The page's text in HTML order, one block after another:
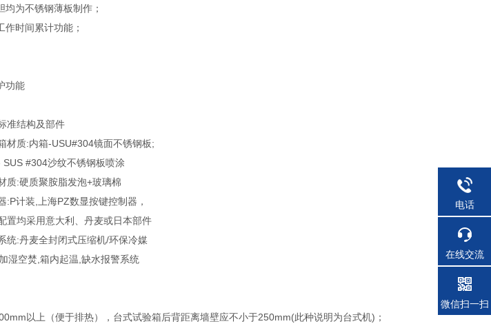
为不锈钢薄板制作；
时间累计功能；
功能
准结构及部件
材质:内箱-USU#304镜面不锈钢板;
SUS #304沙纹不锈钢板喷涂
质:硬质聚胺脂发泡+玻璃棉
:P计装,上海PZ数显按键控制器，
置均采用意大利、丹麦或日本部件
统:丹麦全封闭式压缩机/环保冷媒
湿空焚,箱内起温,缺水报警系统
以上（便于排热），台式试验箱后背距离墙壁应不小于250mm(此种说明为台式机)；
电话
在线交流
微信扫一扫